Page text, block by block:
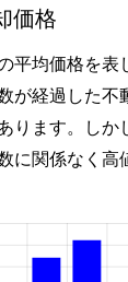
価格
平均価格を表
が経過した不
ります。し
に関係なく高